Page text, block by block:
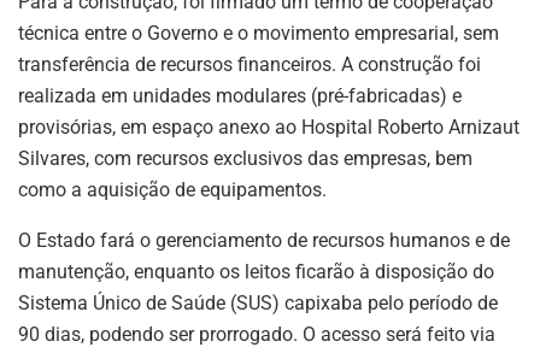
técnica entre o Governo e o movimento empresarial, sem
transferência de recursos financeiros. A construção foi
realizada em unidades modulares (pré-fabricadas) e
provisórias, em espaço anexo ao Hospital Roberto Arnizaut
Silvares, com recursos exclusivos das empresas, bem
como a aquisição de equipamentos.
O Estado fará o gerenciamento de recursos humanos e de
manutenção, enquanto os leitos ficarão à disposição do
Sistema Único de Saúde (SUS) capixaba pelo período de
90 dias, podendo ser prorrogado. O acesso será feito via